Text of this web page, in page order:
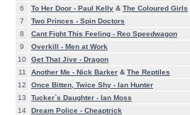
6
To Her Door - Paul Kelly & The Coloured Girls
7
Two Princes - Spin Doctors
8
Cant Fight This Feeling - Reo Speedwagon
9
Overkill - Men at Work
10
Get That Jive - Dragon
11
Another Me - Nick Barker & The Reptiles
12
Once Bitten, Twice Shy - Ian Hunter
13
Tucker`s Daughter - Ian Moss
14
Dream Police - Cheaptrick